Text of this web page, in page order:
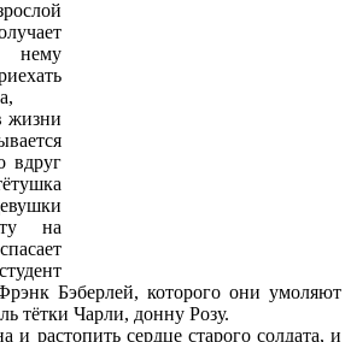
нему
жизни
вдруг
на
Бэберлей, которого они умоляют
тётки Чарли, донну Розу.
и растопить сердце старого солдата, и